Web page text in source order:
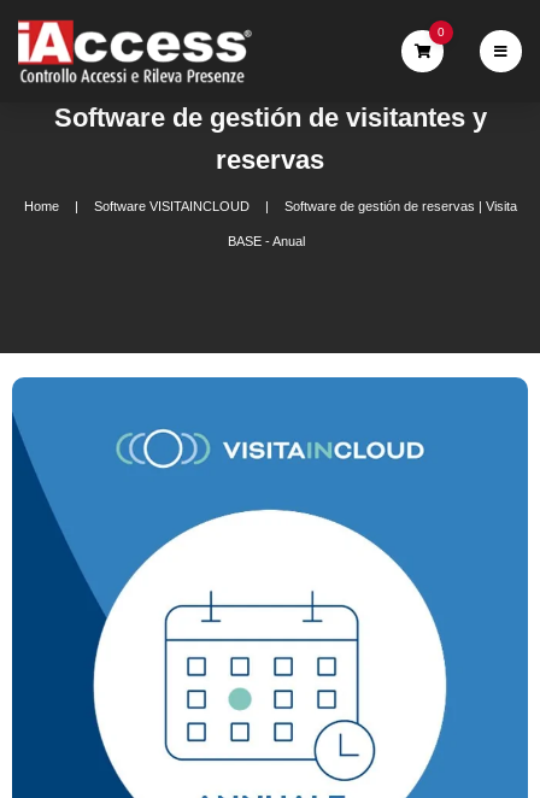
0
Software de gestión de visitantes y
reservas
Home Software VISITAINCLOUD Software de gestión de reservas | Visita
BASE - Anual